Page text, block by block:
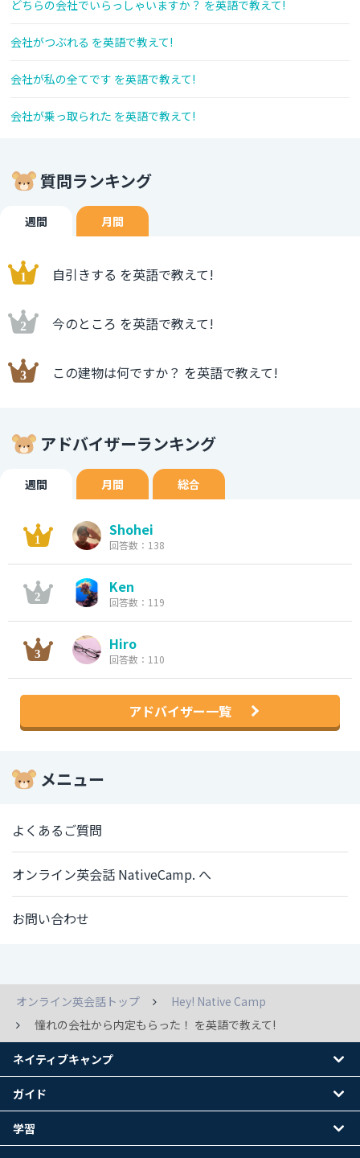
どちらの会社でいらっしゃいますか？ を英語で教えて!
会社がつぶれる を英語で教えて!
会社が私の全てです を英語で教えて!
会社が乗っ取られた を英語で教えて!
質問ランキング
週間 月間
自引きする を英語で教えて!
今のところ を英語で教えて!
この建物は何ですか？ を英語で教えて!
アドバイザーランキング
週間 月間 総合
Shohei
回答数：138
Ken
回答数：119
Hiro
回答数：110
アドバイザー一覧
メニュー
よくあるご質問
オンライン英会話 NativeCamp. へ
お問い合わせ
オンライン英会話トップ
Hey! Native Camp
憧れの会社から内定もらった！ を英語で教えて!
ネイティブキャンプ
ガイド
学習